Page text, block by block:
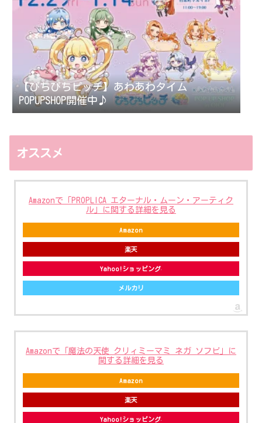
【ぴちぴちピッチ】あわあわタイム
POPUPSHOP開催中♪
オススメ
Amazonで「PROPLICA エターナル・ムーン・アーティク
ル」に関する詳細を見る
Amazon
楽天
Yahoo!ショッピング
メルカリ
Amazonで「魔法の天使 クリィミーマミ ネガ ソフビ」に
関する詳細を見る
Amazon
楽天
Yahoo!ショッピング